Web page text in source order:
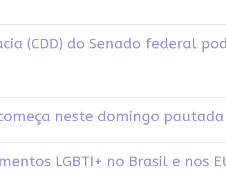
(CDD) do Senado federal
neste domingo
LGBTI+ no Brasil e nos